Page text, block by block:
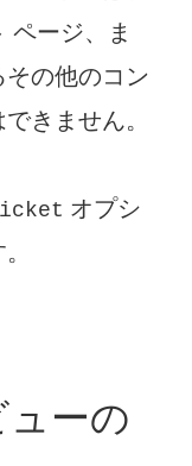
ページ、ま
の他のコン
きません。
オプシ
ューの